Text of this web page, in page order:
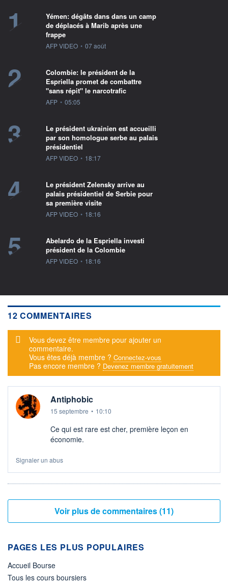
1
Yémen: dégâts dans dans un camp
de déplacés à Marib après une
frappe
information fournie par
AFP VIDEO • 07 août
2
Colombie: le président de la
Espriella promet de combattre
"sans répit" le narcotrafic
information fournie par
AFP • 05:05
3
Le président ukrainien est accueilli
par son homologue serbe au palais
présidentiel
information fournie par
AFP VIDEO • 18:17
4
Le président Zelensky arrive au
palais présidentiel de Serbie pour
sa première visite
information fournie par
AFP VIDEO • 18:16
5
Abelardo de la Espriella investi
président de la Colombie
information fournie par
AFP VIDEO • 18:16
12 COMMENTAIRES
Message d'alerte
Vous devez être membre pour ajouter un
commentaire.
Vous êtes déjà membre ? Connectez-vous
Pas encore membre ? Devenez membre gratuitement
Antiphobic
15 septembre • 10:10
Ce qui est rare est cher, première leçon en
économie.
Signaler un abus
Voir plus de commentaires (11)
PAGES LES PLUS POPULAIRES
Accueil Bourse
Tous les cours boursiers